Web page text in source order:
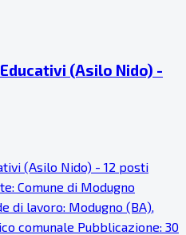
(Asilo Nido) -
(Asilo Nido) - 12 posti
Comune di Modugno
di lavoro: Modugno (BA),
comunale Pubblicazione: 30